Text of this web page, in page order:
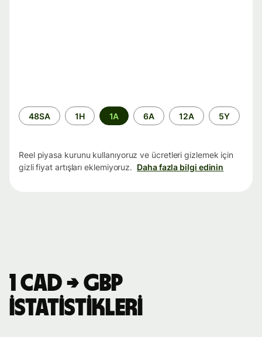
Zaman
aralığı
48SA 1H 1A 6A 12A 5Y
Reel piyasa kurunu kullanıyoruz ve ücretleri gizlemek için
gizli fiyat artışları eklemiyoruz. Daha fazla bilgi edinin
1 CAD → GBP
istatistikleri